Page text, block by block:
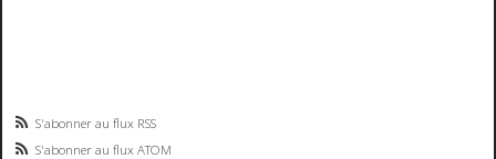
S'abonner au flux RSS
S'abonner au flux ATOM